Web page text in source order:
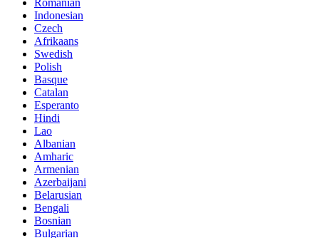
Romanian
Indonesian
Czech
Afrikaans
Swedish
Polish
Basque
Catalan
Esperanto
Hindi
Lao
Albanian
Amharic
Armenian
Azerbaijani
Belarusian
Bengali
Bosnian
Bulgarian